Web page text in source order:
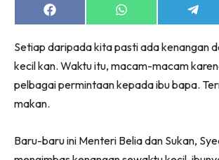
Share
on
Share
on
Share
on
Setiap daripada kita pasti ada kenangan
kecil kan. Waktu itu, macam-macam
pelbagai permintaan kepada ibu bapa.
makan.
Baru-baru ini Menteri Belia dan Sukan,